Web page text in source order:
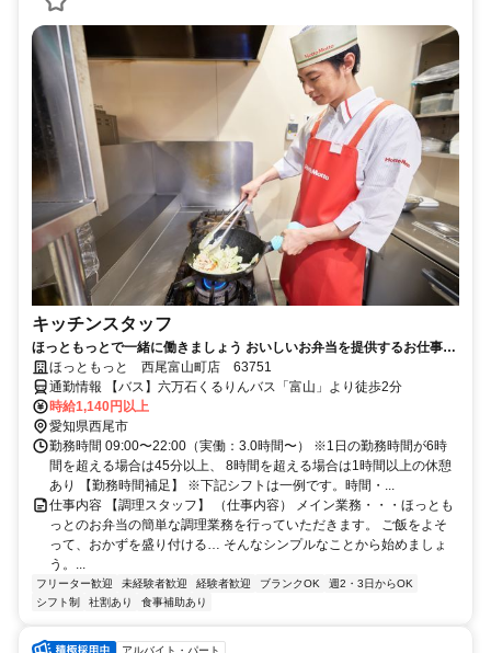
キッチンスタッフ
ほっともっとで一緒に働きましょう おいしいお弁当を提供するお仕事で
す ほっともっと 西尾富山町店 63751
通勤情報 【バス】六万石くるりんバス「富山」より徒歩2分
時給1,140円以上
愛知県西尾市
勤務時間 09:00〜22:00（実働：3.0時間〜） ※1日の勤務時間が6時
間を超える場合は45分以上、 8時間を超える場合は1時間以上の休憩
あり 【勤務時間補足】 ※下記シフトは一例です。時間・...
仕事内容 【調理スタッフ】 （仕事内容） メイン業務・・・ほっとも
っとのお弁当の簡単な調理業務を行っていただきます。 ご飯をよそ
って、おかずを盛り付ける… そんなシンプルなことから始めましょ
う。...
フリーター歓迎 未経験者歓迎 経験者歓迎 ブランクOK
週2・3日からOK
シフト制
社割あり 食事補助あり
アルバイト・パート